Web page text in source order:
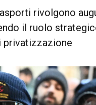
rivolgono
il ruolo
privatizzazione